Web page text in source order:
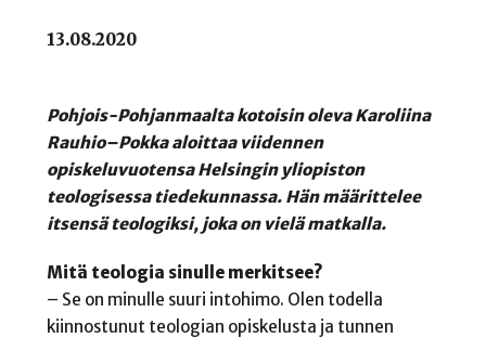
13.08.2020
Pohjois-Pohjanmaalta kotoisin oleva Karoliina
Rauhio–Pokka aloittaa viidennen
opiskeluvuotensa Helsingin yliopiston
teologisessa tiedekunnassa. Hän määrittelee
itsensä teologiksi, joka on vielä matkalla.
Mitä teologia sinulle merkitsee?
– Se on minulle suuri intohimo. Olen todella
kiinnostunut teologian opiskelusta ja tunnen